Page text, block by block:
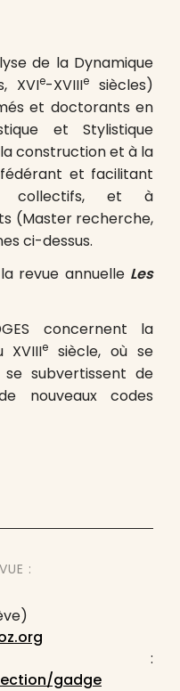
de la Dynamique
XVIe-XVIIIe
siècles)
et doctorants en
et Stylistique
construction et à la
et facilitant
collectifs, et à
(Master recherche,
ci-dessus.
revue annuelle Les
concernent la
e
siècle, où se
se subvertissent de
nouveaux codes
:
:
gadge